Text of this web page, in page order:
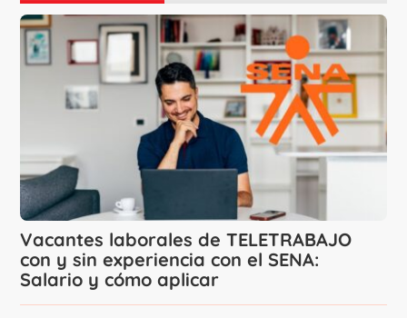
Vacantes laborales de TELETRABAJO
con y sin experiencia con el SENA:
Salario y cómo aplicar